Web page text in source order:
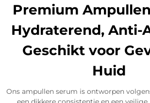
Premium
Hydraterend, Anti-
Geschikt voor
Huid
Ons ampullen serum is ontworpen